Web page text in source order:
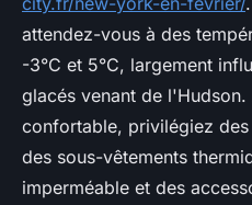
attendez-vous à des
-3°C et 5°C, largement
glacés venant de
confortable, privilégiez
des sous-vêtements
imperméable et des